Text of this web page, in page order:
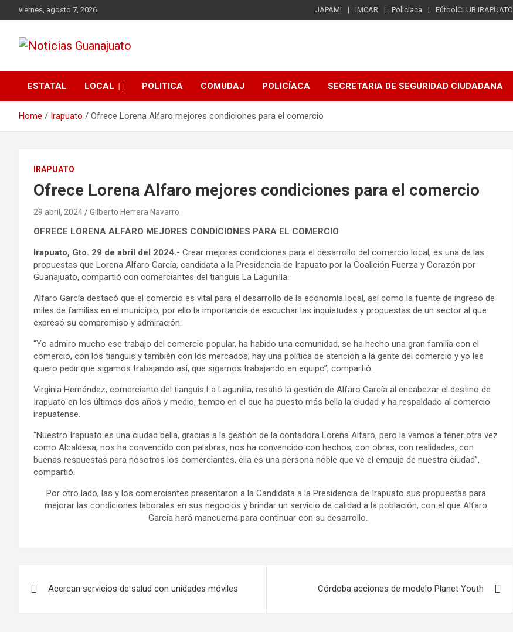
to
viernes, agosto 7, 2026 JAPAMI IMCAR Policiaca FútbolCLUB iRAPUATO
Noticias Guanajuato
ESTATAL LOCAL POLITICA COMUDAJ POLICÍACA SECRETARIA DE SEGURIDAD CIUDADANA
Home Irapuato Ofrece Lorena Alfaro mejores condiciones para el comercio
IRAPUATO
Ofrece Lorena Alfaro mejores condiciones para el comercio
29 abril, 2024 Gilberto Herrera Navarro
OFRECE LORENA ALFARO MEJORES CONDICIONES PARA EL COMERCIO
Irapuato, Gto. 29 de abril del 2024.- Crear mejores condiciones para el desarrollo del comercio local, es una de las
propuestas que Lorena Alfaro García, candidata a la Presidencia de Irapuato por la Coalición Fuerza y Corazón por
Guanajuato, compartió con comerciantes del tianguis La Lagunilla.
Alfaro García destacó que el comercio es vital para el desarrollo de la economía local, así como la fuente de ingreso de
miles de familias en el municipio, por ello la importancia de escuchar las inquietudes y propuestas de un sector al que
expresó su compromiso y admiración.
“Yo admiro mucho ese trabajo del comercio popular, ha habido una comunidad, se ha hecho una gran familia con el
comercio, con los tianguis y también con los mercados, hay una política de atención a la gente del comercio y yo les
quiero pedir que sigamos trabajando así, que sigamos trabajando en equipo”, compartió.
Virginia Hernández, comerciante del tianguis La Lagunilla, resaltó la gestión de Alfaro García al encabezar el destino de
Irapuato en los últimos dos años y medio, tiempo en el que ha puesto más bella la ciudad y ha respaldado al comercio
irapuatense.
“Nuestro Irapuato es una ciudad bella, gracias a la gestión de la contadora Lorena Alfaro, pero la vamos a tener otra vez
como Alcaldesa, nos ha convencido con palabras, nos ha convencido con hechos, con obras, con realidades, con
buenas respuestas para nosotros los comerciantes, ella es una persona noble que ve el empuje de nuestra ciudad”,
compartió.
Por otro lado, las y los comerciantes presentaron a la Candidata a la Presidencia de Irapuato sus propuestas para
mejorar las condiciones laborales en sus negocios y brindar un servicio de calidad a la población, con el que Alfaro
García hará mancuerna para continuar con su desarrollo.
de
Acercan servicios de salud con unidades móviles Córdoba acciones de modelo Planet Youth